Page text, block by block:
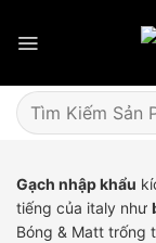
Tìm
kiếm:
Gạch nhập khẩu
tiếng của italy như
Bóng & Matt trống